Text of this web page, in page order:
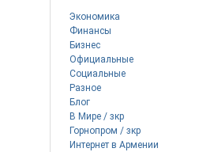
Экономика
Финансы
Бизнес
Официальные
Социальные
Разное
Блог
В Мире / зкр
Горнопром / зкр
Интернет в Армении